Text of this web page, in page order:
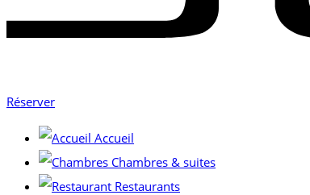
Réserver
Accueil
Chambres & suites
Restaurants